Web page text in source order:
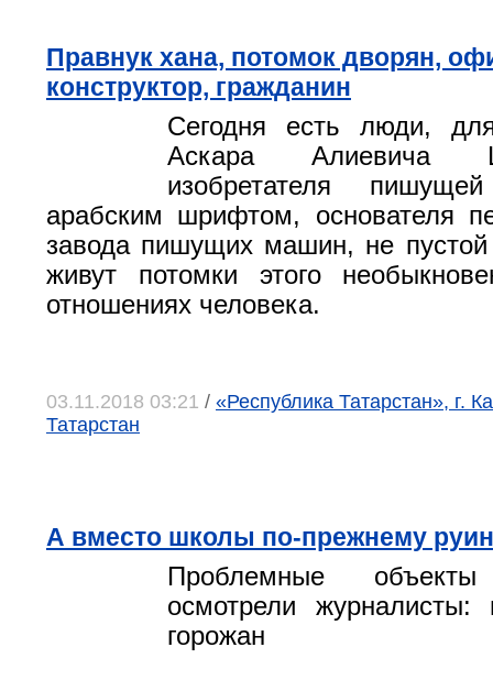
Правнук хана, потомок дворян,
конструктор, гражданин
Сегодня есть люди,
Аскара Алиевича
изобретателя
арабским шрифтом, основателя
завода пишущих машин, не пустой
живут потомки этого
отношениях человека.
03.11.2018 03:21 / «Республика Татарстан», г.
Татарстан
А вместо школы по-прежнему
Проблемные объекты
осмотрели журналисты:
горожан